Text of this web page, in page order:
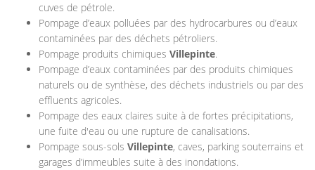
cuves de pétrole.
Pompage d’eaux polluées par des hydrocarbures ou d’eaux
contaminées par des déchets pétroliers.
Pompage produits chimiques Villepinte.
Pompage d’eaux contaminées par des produits chimiques
naturels ou de synthèse, des déchets industriels ou par des
effluents agricoles.
Pompage des eaux claires suite à de fortes précipitations,
une fuite d'eau ou une rupture de canalisations.
Pompage sous-sols Villepinte, caves, parking souterrains et
garages d’immeubles suite à des inondations.